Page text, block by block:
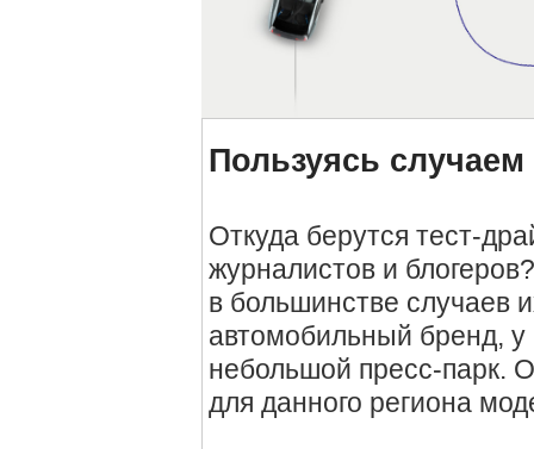
Пользуясь случаем
Откуда берутся тест-
журналистов и
в большинстве случаев
автомобильный бренд, у
небольшой пресс-парк.
для данного региона